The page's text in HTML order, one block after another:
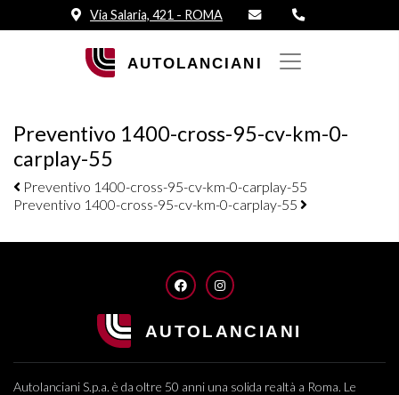
Via Salaria, 421 - ROMA
Preventivo 1400-cross-95-cv-km-0-
carplay-55
Navigazione elementi
Preventivo 1400-cross-95-cv-km-0-carplay-55
Preventivo 1400-cross-95-cv-km-0-carplay-55
FACEBOOKINSTAGRAM
Autolanciani S.p.a. è da oltre 50 anni una solida realtà a Roma. Le